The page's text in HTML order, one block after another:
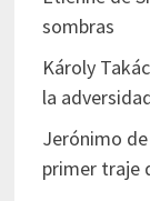
sombras
Károly
la
Jerónimo
primer traje